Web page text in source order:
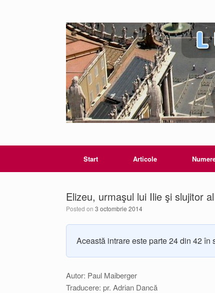
Start Articole
Elizeu, urmaşul lui Ilie şi slujitor
Posted on 3 octombrie 2014
Această intrare este parte 24 din 42 în
Autor: Paul Maiberger
Traducere: pr. Adrian Dancă